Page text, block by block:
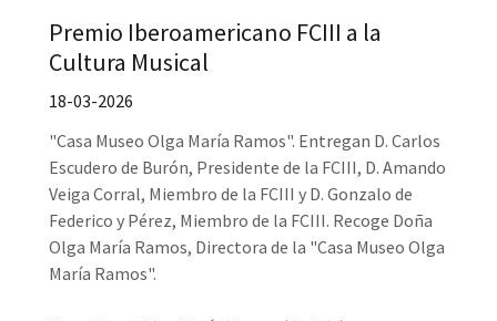
Premio Iberoamericano FCIII a la
Cultura Musical
18-03-2026
"Casa Museo Olga María Ramos". Entregan D. Carlos
Escudero de Burón, Presidente de la FCIII, D. Amando
Veiga Corral, Miembro de la FCIII y D. Gonzalo de
Federico y Pérez, Miembro de la FCIII. Recoge Doña
Olga María Ramos, Directora de la "Casa Museo Olga
María Ramos".